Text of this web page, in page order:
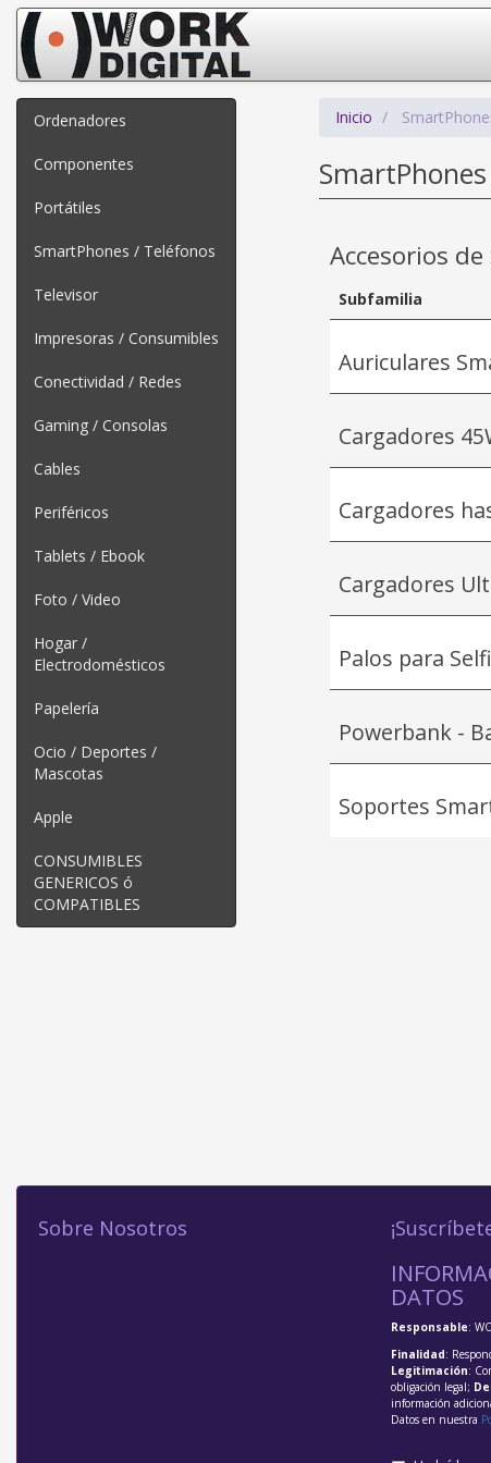
Ordenadores
Componentes
Portátiles
SmartPhones / Teléfonos
Televisor
Impresoras / Consumibles
Conectividad / Redes
Gaming / Consolas
Cables
Periféricos
Tablets / Ebook
Foto / Video
Hogar /
Electrodomésticos
Papelería
Ocio / Deportes /
Mascotas
Apple
CONSUMIBLES
GENERICOS ó
COMPATIBLES
Inicio
Accesorios
Subfamilia
Auriculares
Cargadores
Cargadores
Cargadores
Palos para
Powerbank -
Soportes
Sobre Nosotros
DATOS
Responsable:
Finalidad:
Legitimación:
obligación legal;
información
Datos en nuestra